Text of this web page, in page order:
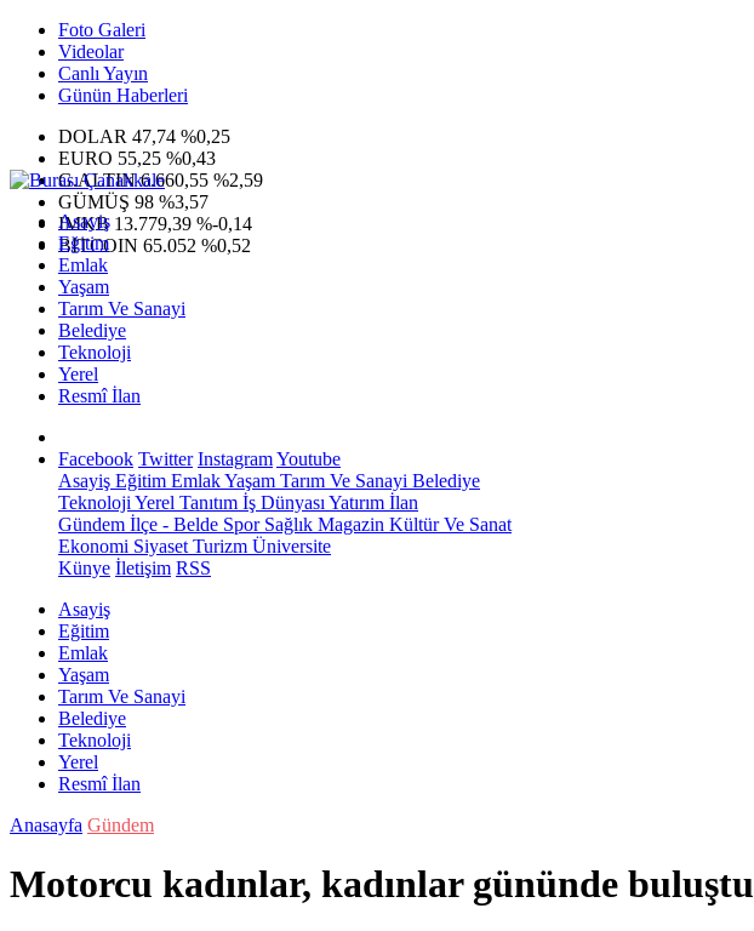
Foto Galeri
Videolar
Canlı Yayın
Günün Haberleri
DOLAR 47,74 %0,25
EURO 55,25 %0,43
G.ALTIN6.660,55 %2,59
GÜMÜŞ 98 %3,57
IMKB 13.779,39 %-0,14
BITCOIN 65.052 %0,52
Asayiş
Eğitim
Emlak
Yaşam
Tarım Ve Sanayi
Belediye
Teknoloji
Yerel
Resmî İlan
Facebook Twitter InstagramYoutube
Asayiş Eğitim EmlakYaşam Tarım Ve Sanayi Belediye
Teknoloji Yerel Tanıtım İş Dünyası Yatırım İlan
Gündem İlçe - Belde SporSağlık Magazin Kültür Ve Sanat
Ekonomi Siyaset Turizm Üniversite
Künye İletişim RSS
Asayiş
Eğitim
Emlak
Yaşam
Tarım Ve Sanayi
Belediye
Teknoloji
Yerel
Resmî İlan
Anasayfa Gündem
Motorcu kadınlar, kadınlar gününde buluştu